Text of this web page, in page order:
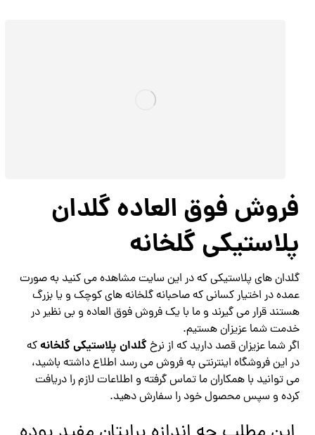
فروش فوق العاده گلدان
پلاستیکی گلخانه
گلدان های پلاستیکی که در این سایت مشاهده می کنید به صورت
عمده در اختیار کسانی که صاحبانه گلخانه های کوچک و یا بزرگ
هستند قرار می گیرند و ما با یک فروش فوق العاده و بی نظیر در
خدمت شما عزیزان هستیم.
اگر شما عزیزان قصد دارید که از نرخگلدان پلاستیکی گلخانهکه
در این فروشگاه اینترنتی به فروش می رسد اطلاع داشته باشید،
می توانید با همکاران ما تماس گرفته و اطلاعات لازم را دریافت
کرده و سپس محصول خود را سفارش دهید.